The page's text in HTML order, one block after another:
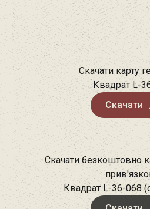
Скачати карту
Квадрат L-
Скачати
Скачати безкоштовно
Квадрат L-36-068